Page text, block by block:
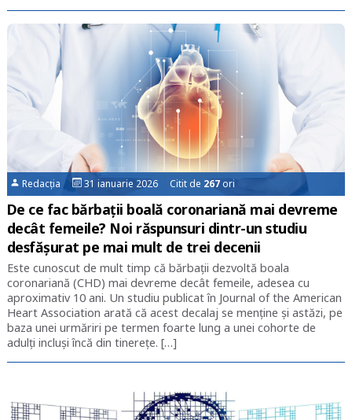
Redacția 31 ianuarie 2026 Citit de 267 ori
De ce fac bărbații boală coronariană mai devreme
decât femeile? Noi răspunsuri dintr-un studiu
desfășurat pe mai mult de trei decenii
Este cunoscut de mult timp că bărbații dezvoltă boala
coronariană (CHD) mai devreme decât femeile, adesea cu
aproximativ 10 ani. Un studiu publicat în Journal of the American
Heart Association arată că acest decalaj se menține și astăzi, pe
baza unei urmăriri pe termen foarte lung a unei cohorte de
adulți incluși încă din tinerețe. […]